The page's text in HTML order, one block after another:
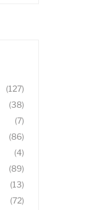
(127)
(38)
(7)
(86)
(4)
(89)
(13)
(72)